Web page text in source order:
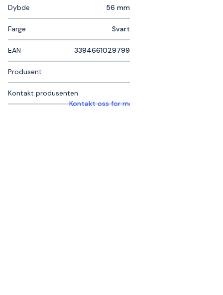
Dybde 56 mm
Farge Svart
EAN 3394661029799
Produsent
Kontakt produsenten
Kontakt oss for mer informasjon